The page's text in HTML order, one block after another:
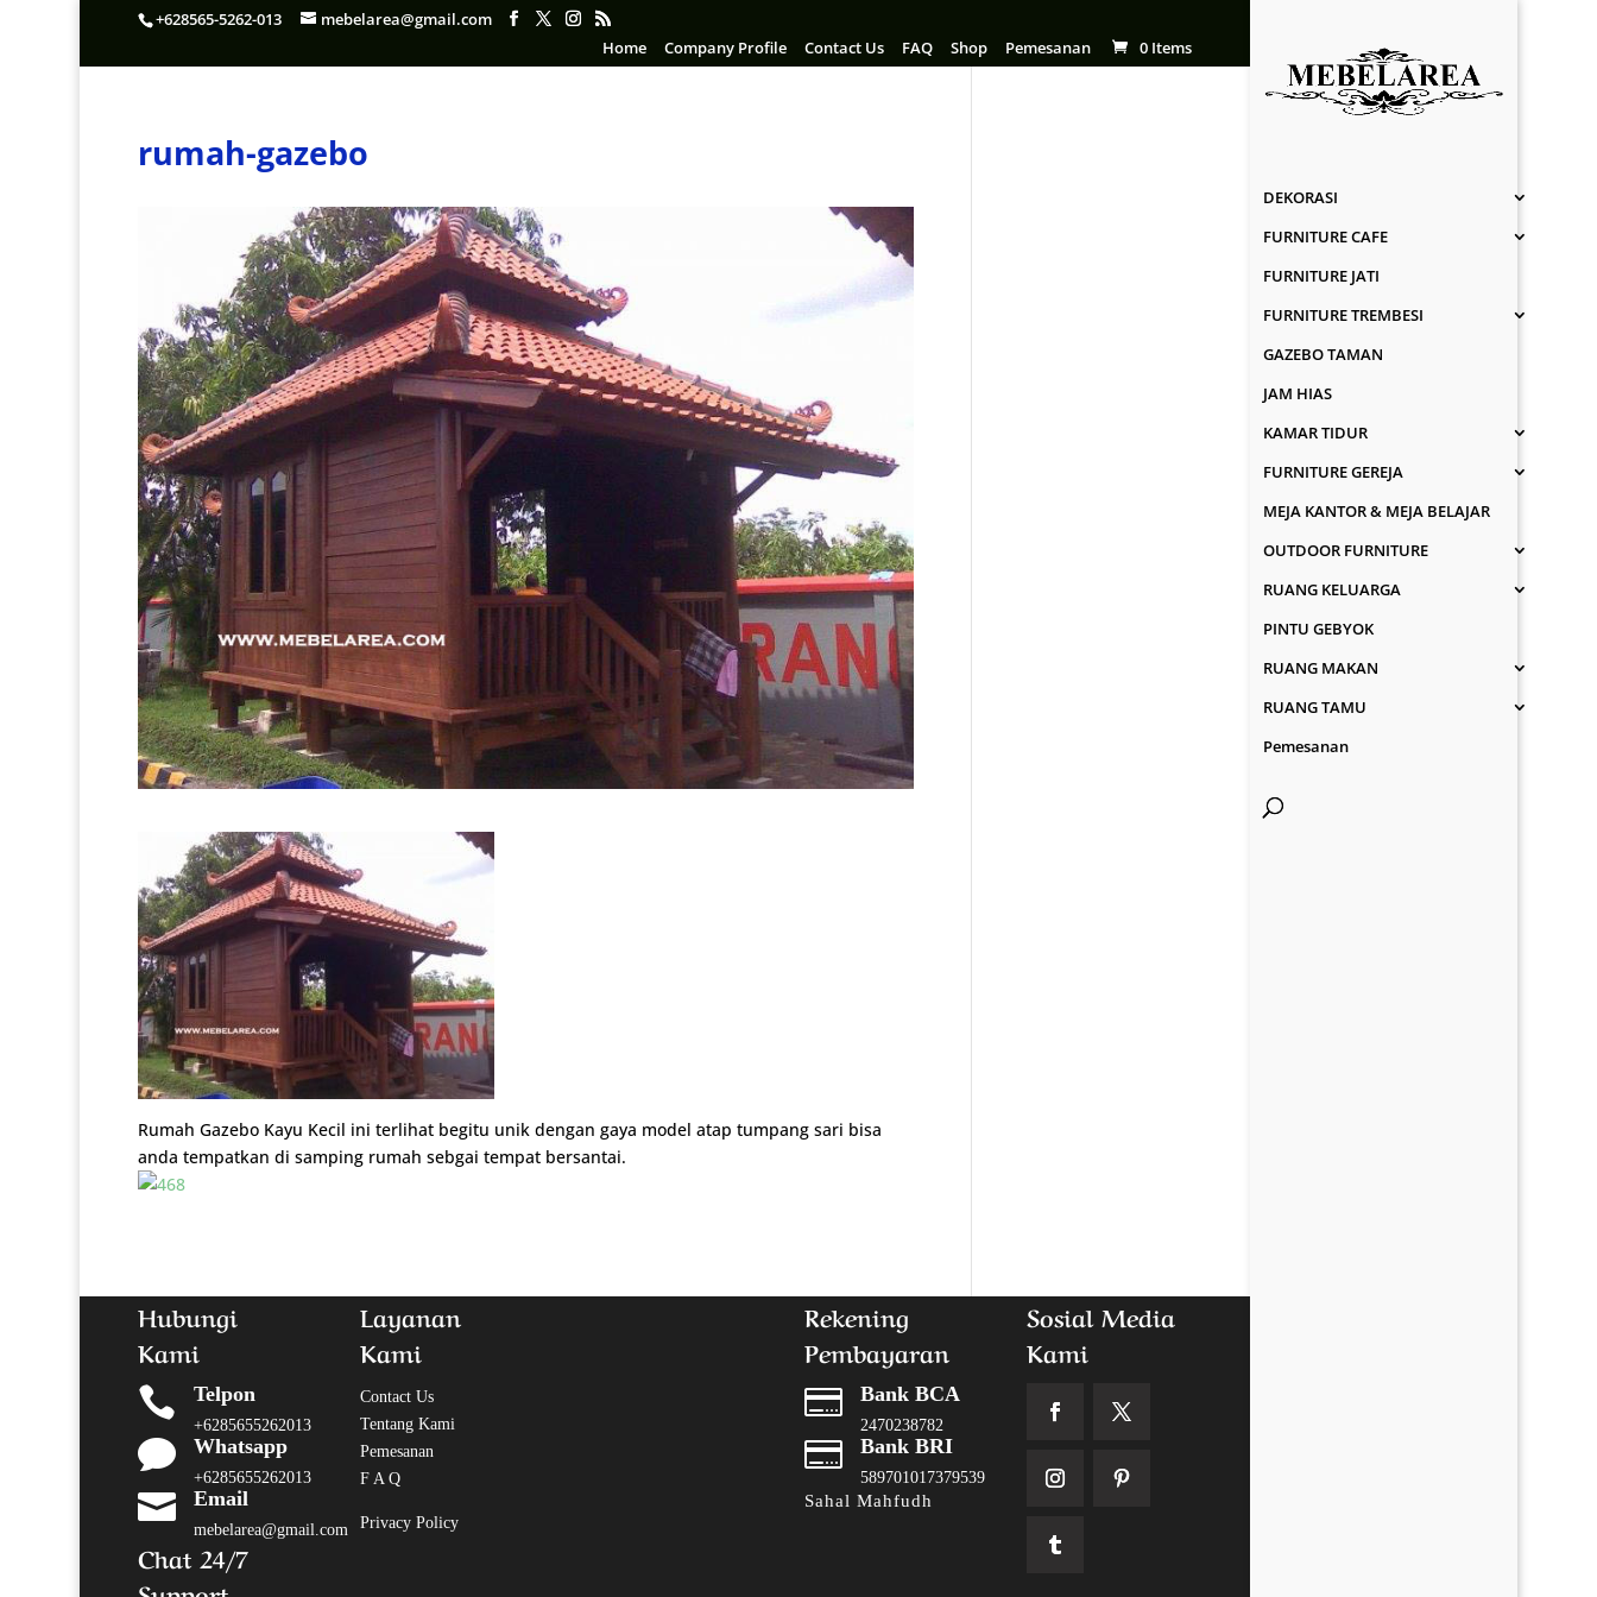
+628565-5262-013
mebelarea@gmail.com
Home
Company Profile Contact Us FAQ Shop Pemesanan 0 Items
DEKORASI
FURNITURE CAFE
FURNITURE JATI
FURNITURE TREMBESI
GAZEBO TAMAN
JAM HIAS
KAMAR TIDUR
FURNITURE GEREJA
MEJA KANTOR & MEJA BELAJAR
OUTDOOR FURNITURE
RUANG KELUARGA
PINTU GEBYOK
RUANG MAKAN
RUANG TAMU
Pemesanan
rumah-gazebo
Rumah Gazebo Kayu Kecil ini terlihat begitu unik dengan gaya model atap tumpang sari bisa
anda tempatkan di samping rumah sebgai tempat bersantai.
Hubungi
Kami
 Telpon
+6285655262013
 Whatsapp
+6285655262013
 Email
mebelarea@gmail.com
Chat 24/7
Layanan
Kami
Contact Us
Tentang Kami
Pemesanan
F A Q
Privacy Policy
Rekening
Pembayaran
 Bank BCA
2470238782
 Bank BRI
589701017379539
Sahal Mahfudh
Sosial Media
Kami